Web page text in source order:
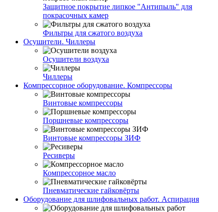
Защитное покрытие липкое "Антипыль" для
покрасочных камер
Фильтры для сжатого воздуха
Осушители. Чиллеры
Осушители воздуха
Чиллеры
Компрессорное оборудование. Компрессоры
Винтовые компрессоры
Поршневые компрессоры
Винтовые компрессоры ЗИФ
Ресиверы
Компрессорное масло
Пневматические гайковёрты
Оборудование для шлифовальных работ. Аспирация